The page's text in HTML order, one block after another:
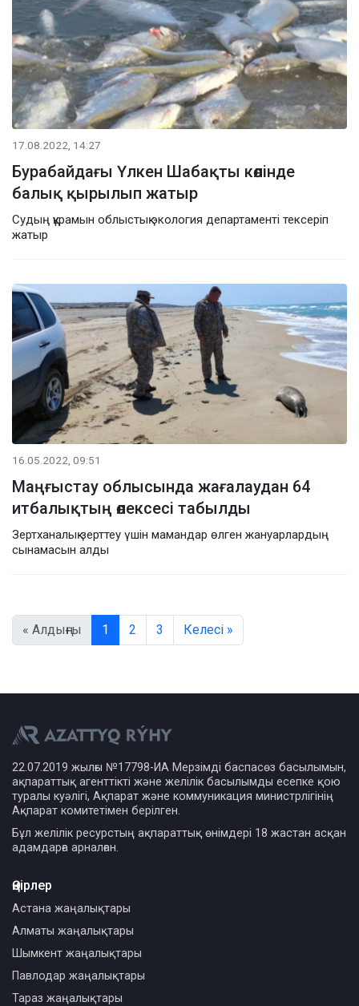
17.08.2022, 14:27
Бурабайдағы Үлкен Шабақты көлінде
балық қырылып жатыр
Судың құрамын облыстық экология департаменті тексеріп
жатыр
16.05.2022, 09:51
Маңғыстау облысында жағалаудан 64
итбалықтың өлексесі табылды
Зертханалық зерттеу үшін мамандар өлген жануарлардың
сынамасын алды
« Алдыңғы 1 2 3 Келесі »
22.07.2019 жылғы №17798-ИА Мерзімді баспасөз басылымын,
ақпараттық агенттікті және желілік басылымды есепке қою
туралы куәлігі, Ақпарат және коммуникация министрлігінің
Ақпарат комитетімен берілген.
Бұл желілік ресурстың ақпараттық өнімдері 18 жастан асқан
адамдарға арналған.
Өңірлер
Астана жаңалықтары
Алматы жаңалықтары
Шымкент жаңалықтары
Павлодар жаңалықтары
Тараз жаңалықтары